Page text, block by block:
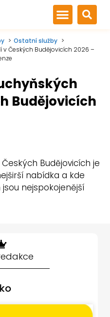
Ostatní služby
v Českých Budějovicích 2026 –
Budějovicích
Budějovicích je
nabídka a kde
nejspokojenější